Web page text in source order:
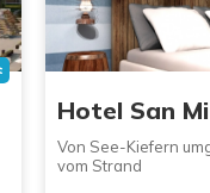
Hotel San
Von See-Kiefern
vom Strand